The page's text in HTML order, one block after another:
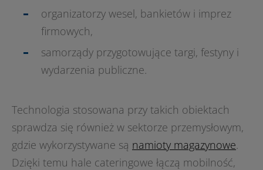
organizatorzy wesel, bankietów i imprez
firmowych,
samorządy przygotowujące targi, festyny i
wydarzenia publiczne.
Technologia stosowana przy takich obiektach
sprawdza się również w sektorze przemysłowym,
gdzie wykorzystywane są namioty magazynowe.
Dzięki temu hale cateringowe łączą mobilność,